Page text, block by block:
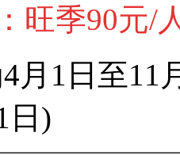
旺季90元/
月1日至11
日)